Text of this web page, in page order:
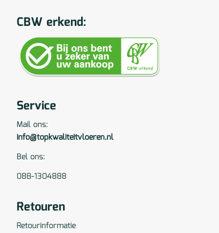
CBW erkend:
Service
Mail ons:
info@topkwaliteitvloeren.nl
Bel ons:
088-1304888
Retouren
Retourinformatie